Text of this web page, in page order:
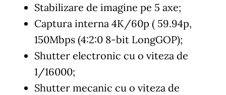
Stabilizare de imagine pe 5 axe;
Captura interna 4K/60p ( 59.94p,
150Mbps (4:2:0 8-bit LongGOP);
Shutter electronic cu o viteza de
1/16000;
Shutter mecanic cu o viteza de